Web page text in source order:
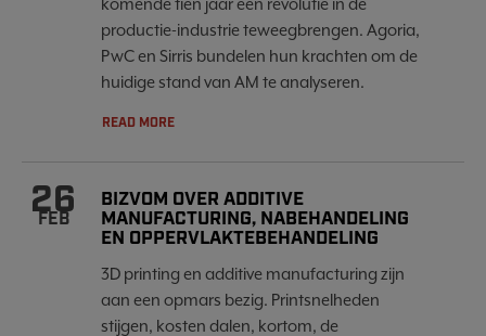
komende tien jaar een revolutie in de
productie-industrie teweegbrengen. Agoria,
PwC en Sirris bundelen hun krachten om de
huidige stand van AM te analyseren.
READ MORE
26
FEB
BIZVOM OVER ADDITIVE
MANUFACTURING, NABEHANDELING
EN OPPERVLAKTEBEHANDELING
3D printing en additive manufacturing zijn
aan een opmars bezig. Printsnelheden
stijgen, kosten dalen, kortom, de